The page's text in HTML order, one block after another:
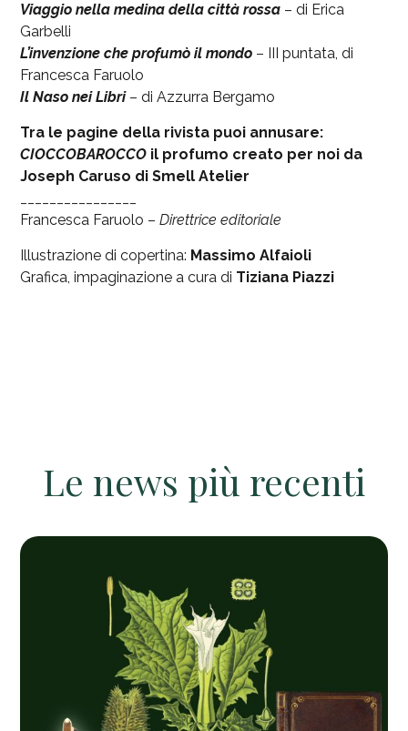
Viaggio nella medina della città rossa – di Erica
Garbelli
L’invenzione che profumò il mondo – III puntata, di
Francesca Faruolo
Il Naso nei Libri – di Azzurra Bergamo
Tra le pagine della rivista puoi annusare:
CIOCCOBAROCCO il profumo creato per noi da
Joseph Caruso di Smell Atelier
Francesca Faruolo –Direttrice editoriale
Illustrazione di copertina: Massimo Alfaioli
Grafica, impaginazione a cura di Tiziana Piazzi
Le news più recenti